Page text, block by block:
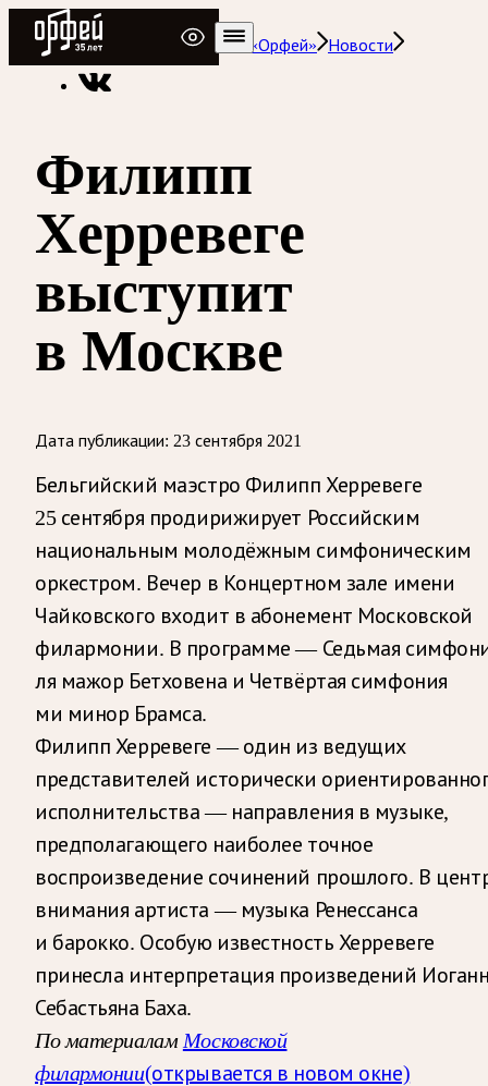
Радио Орфей
Радио классической музыки «Орфей»
Новости
Филипп
Херревеге
выступит
в Москве
Дата публикации: 23 сентября 2021
Бельгийский маэстро Филипп Херревеге
25 сентября продирижирует Российским
национальным молодёжным симфоническим
оркестром. Вечер в Концертном зале имени
Чайковского входит в абонемент Московской
филармонии. В программе — Седьмая
ля мажор Бетховена и Четвёртая симфония
ми минор Брамса.
Филипп Херревеге — один из ведущих
представителей исторически
исполнительства — направления в музыке,
предполагающего наиболее точное
воспроизведение сочинений прошлого. В
внимания артиста — музыка Ренессанса
и барокко. Особую известность Херревеге
принесла интерпретация произведений
Себастьяна Баха.
По материалам Московской
филармонии(открывается в новом окне)